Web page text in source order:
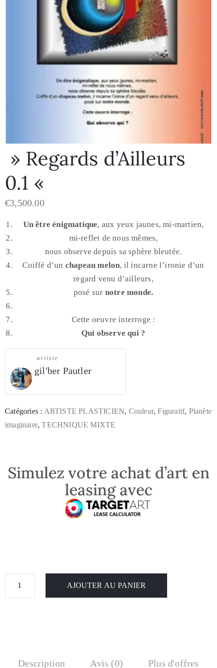
» Regards d’Ailleurs
0.1 «
€3,500.00
Un être énigmatique, aux yeux jaunes, mi-martien,
mi-reflet de nous mêmes,
nous observe depuis sa sphère bleutée.
Coiffé d’un chapeau melon, il incarne l’ironie d’un
regard venu d’ailleurs,
posé sur notre monde.
Cette oeuvre interroge :
Qui observe qui ?
artiste
gil'ber Pautler
Catégories : ARTISTE PLASTICIEN, Couleur,Figuratif, Planète
imaginaire,TECHNIQUE MIXTE
Simulez votre achat d’art en
leasing avec
AJOUTER AU PANIER
Description Avis (0) Plus d'offres